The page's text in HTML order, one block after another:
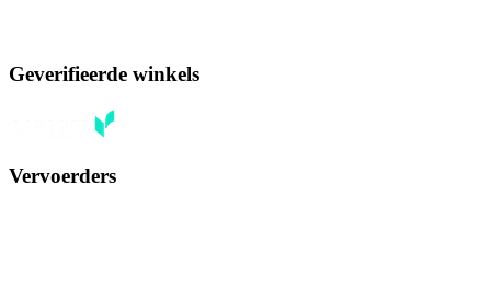
Geverifieerde winkels
Vervoerders